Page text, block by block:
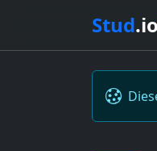
Stud.io